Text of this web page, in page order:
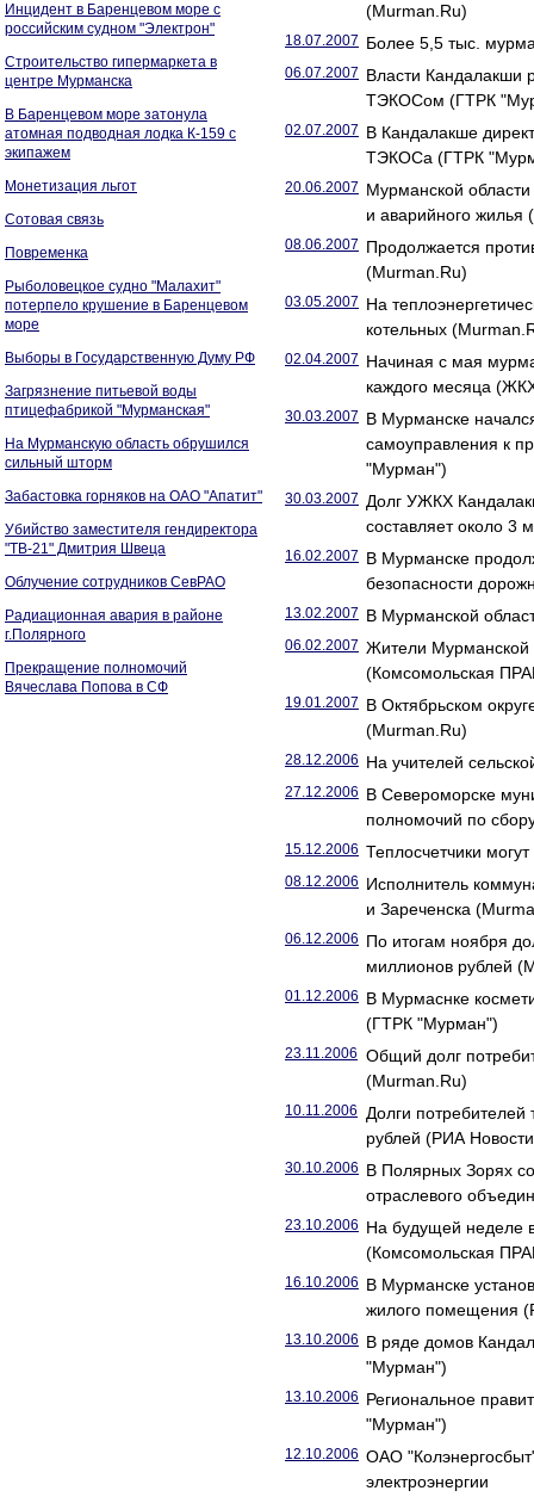
Инцидент в Баренцевом море с
российским судном "Электрон"
Строительство гипермаркета в
центре Мурманска
В Баренцевом море затонула
атомная подводная лодка К-159 с
экипажем
Монетизация льгот
Сотовая связь
Повременка
Рыболовецкое судно "Малахит"
потерпело крушение в Баренцевом
море
Выборы в Государственную Думу РФ
Загрязнение питьевой воды
птицефабрикой "Мурманская"
На Мурманскую область обрушился
сильный шторм
Забастовка горняков на ОАО "Апатит"
Убийство заместителя гендиректора
"ТВ-21" Дмитрия Швеца
Облучение сотрудников СевРАО
Радиационная авария в районе
г.Полярного
Прекращение полномочий
Вячеслава Попова в СФ
(Murman.Ru)
18.07.2007 Более 5,5 тыс.
06.07.2007 Власти Кандалакши
ТЭКОСом (ГТРК
02.07.2007 В Кандалакше
ТЭКОСа (ГТРК
20.06.2007 Мурманской
и аварийного
08.06.2007 Продолжается
(Murman.Ru)
03.05.2007 На
котельных
02.04.2007 Начиная с мая
каждого месяца
30.03.2007 В Мурманске
самоуправления к
"Мурман")
30.03.2007 Долг УЖКХ
составляет около 3
16.02.2007 В Мурманске
безопасности
13.02.2007 В Мурманской
06.02.2007 Жители Мурманской
(Комсомольская
19.01.2007 В Октябрьском
(Murman.Ru)
28.12.2006 На учителей
27.12.2006 В Североморске
полномочий по
15.12.2006 Теплосчетчики
08.12.2006 Исполнитель
и Зареченска
06.12.2006 По итогам ноября
миллионов рублей
01.12.2006 В Мурмаснке
(ГТРК "Мурман")
23.11.2006 Общий долг
(Murman.Ru)
10.11.2006
Долги
рублей (РИА
30.10.2006 В Полярных Зорях
отраслевого
23.10.2006 На будущей неделе
(Комсомольская
16.10.2006 В Мурманске
жилого помещения
13.10.2006 В ряде домов
"Мурман")
13.10.2006 Региональное
"Мурман")
12.10.2006 ОАО
электроэнергии